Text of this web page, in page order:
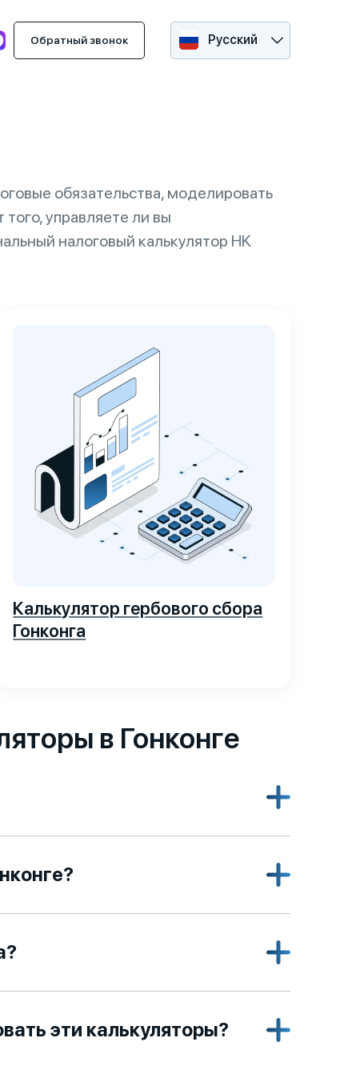
Обратный звонок Русский
обязательства, моделировать
управляете ли вы
налоговый калькулятор HK
Калькулятор гербового сбора
Гонконга
в Гонконге
эти калькуляторы?